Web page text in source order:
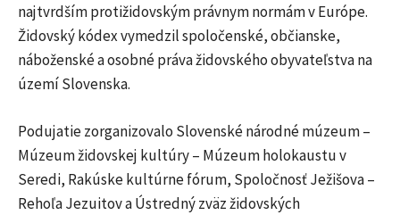
najtvrdším protižidovským právnym normám v Európe.
Židovský kódex vymedzil spoločenské, občianske,
náboženské a osobné práva židovského obyvateľstva na
území Slovenska.
Podujatie zorganizovalo Slovenské národné múzeum –
Múzeum židovskej kultúry – Múzeum holokaustu v
Seredi, Rakúske kultúrne fórum, Spoločnosť Ježišova –
Rehoľa Jezuitov a Ústredný zväz židovských